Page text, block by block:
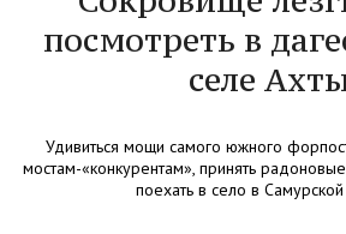
посмотреть в
селе
Удивиться мощи самого южного
мостам-«конкурентам», принять
поехать в село в